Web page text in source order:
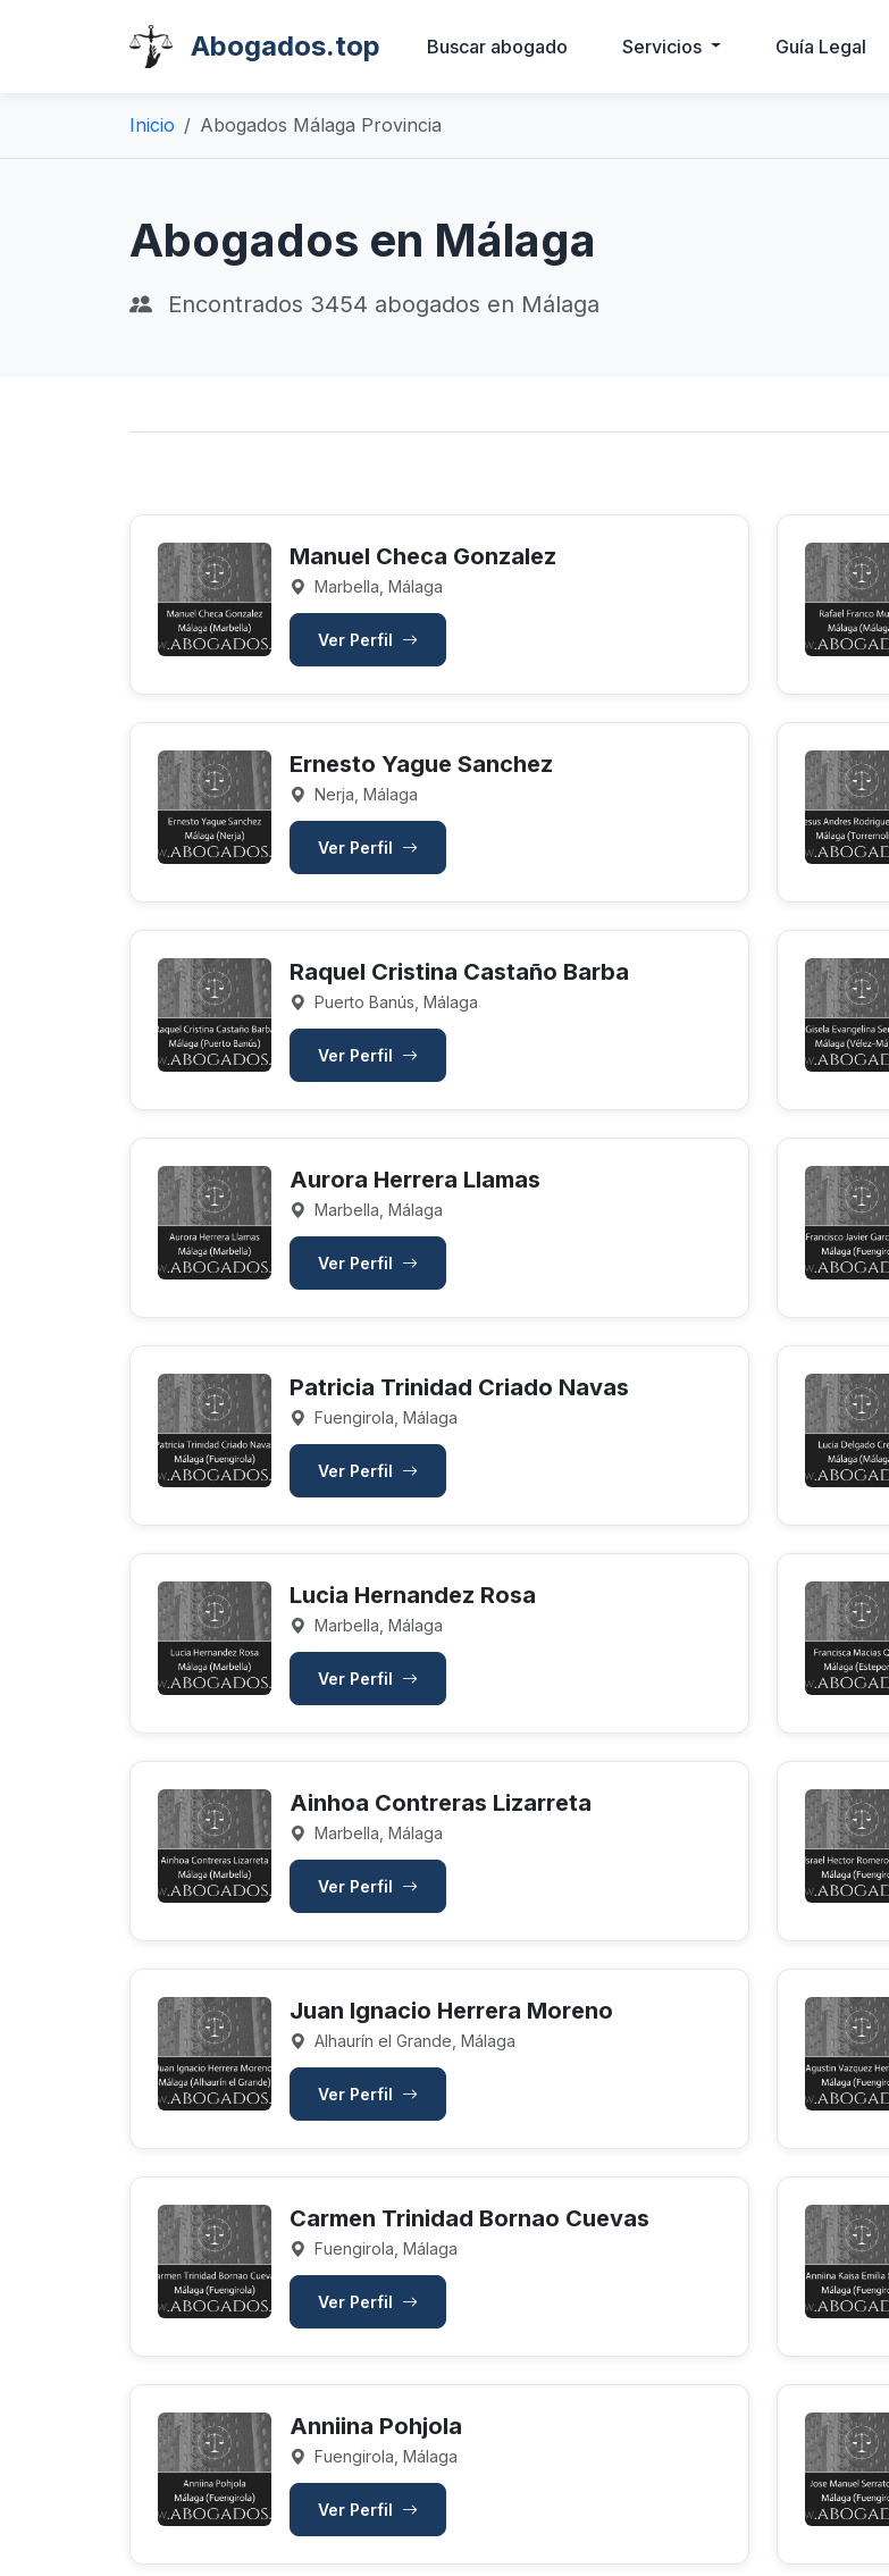
Abogados.top Buscar abogado Servicios Guía Legal
Inicio Abogados Málaga Provincia
Abogados en Málaga
Encontrados 3454 abogados en Málaga
Manuel Checa Gonzalez
Marbella, Málaga
Ver Perfil
Ernesto Yague Sanchez
Nerja, Málaga
Ver Perfil
Raquel Cristina Castaño Barba
Puerto Banús, Málaga
Ver Perfil
Aurora Herrera Llamas
Marbella, Málaga
Ver Perfil
Patricia Trinidad Criado Navas
Fuengirola, Málaga
Ver Perfil
Lucia Hernandez Rosa
Marbella, Málaga
Ver Perfil
Ainhoa Contreras Lizarreta
Marbella, Málaga
Ver Perfil
Juan Ignacio Herrera Moreno
Alhaurín el Grande, Málaga
Ver Perfil
Carmen Trinidad Bornao Cuevas
Fuengirola, Málaga
Ver Perfil
Anniina Pohjola
Fuengirola, Málaga
Ver Perfil